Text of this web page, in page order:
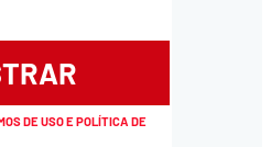
DE USO E POLÍTICA DE